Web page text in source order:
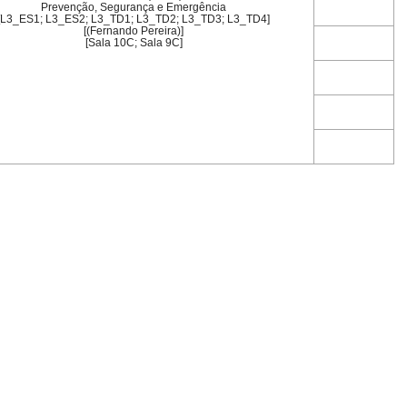
Prevenção, Segurança e Emergência
[L3_ES1; L3_ES2; L3_TD1; L3_TD2; L3_TD3; L3_TD4]
[(Fernando Pereira)]
[Sala 10C; Sala 9C]